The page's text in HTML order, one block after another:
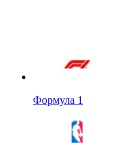
Формула 1